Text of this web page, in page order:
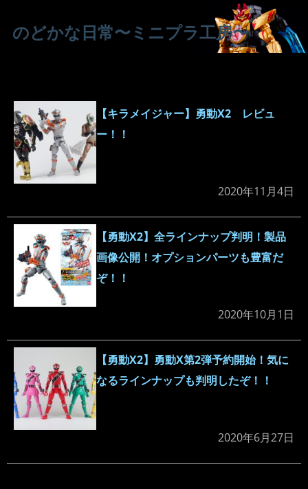
のどかな日常〜ミニプラ工房〜
【キラメイジャー】勇動X2 レビュ
ー！！
2020年11月4日
【勇動X2】全ラインナップ判明！製品
画像公開！オプションパーツも豊富だ
ぞ！！
2020年10月1日
【勇動X2】勇動X第2弾予約開始！気に
なるラインナップも判明したぞ！！
2020年6月27日